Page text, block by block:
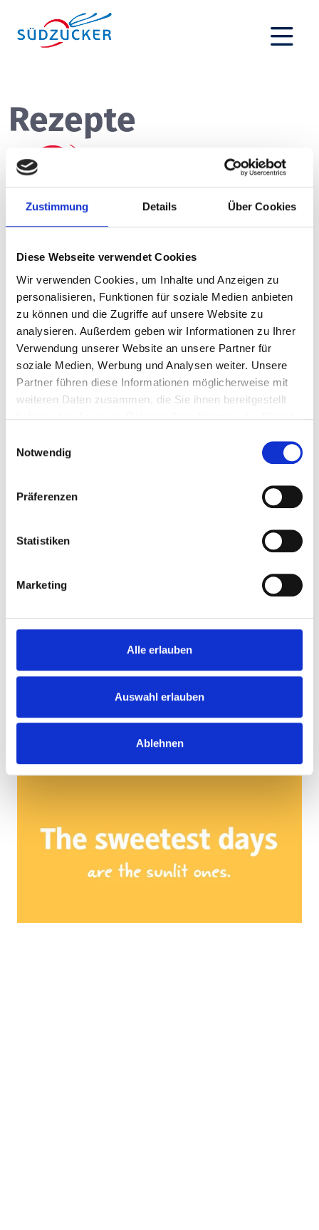
Zustimmung Details Über Cookies
Diese Webseite verwendet Cookies
Wir verwenden Cookies, um Inhalte und Anzeigen zu
personalisieren, Funktionen für soziale Medien anbieten
zu können und die Zugriffe auf unsere Website zu
analysieren. Außerdem geben wir Informationen zu Ihrer
Verwendung unserer Website an unsere Partner für
soziale Medien, Werbung und Analysen weiter. Unsere
Partner führen diese Informationen möglicherweise mit
weiteren Daten zusammen, die Sie ihnen bereitgestellt
Notwendig
Präferenzen
Statistiken
Marketing
Alle erlauben
Auswahl erlauben
Ablehnen
Rezepte
Folge uns auf Social Media
Werde Teil unserer
Community
Du möchtest mehr Rezepte, Storys und Inspirationen? Folge
uns auf@suedzucker_momenteund werde Teil unserer
Community. Dort versorgen wir dich mit süßen Rezepten,
Ideen und Geschichten aus unserer süßen Welt.